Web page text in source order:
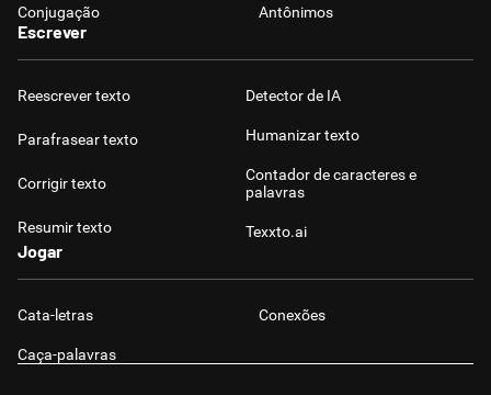
Conjugação Antônimos
Escrever
Reescrever texto
Parafrasear texto
Corrigir texto
Resumir texto
Detector de IA
Humanizar texto
Contador de caracteres e
palavras
Texxto.ai
Jogar
Cata-letras Conexões
Caça-palavras